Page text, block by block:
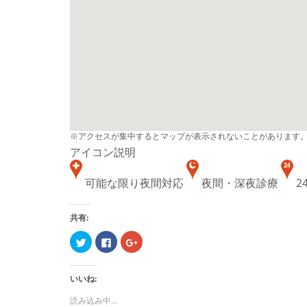
※アクセスが集中するとマップが表示されないことがあります。
アイコン説明
可能な限り夜間対応 夜間・深夜診療
共有:
ク
リ
ク
て
で
Facebook
で
ク
リ
いいね:
読み込み中...